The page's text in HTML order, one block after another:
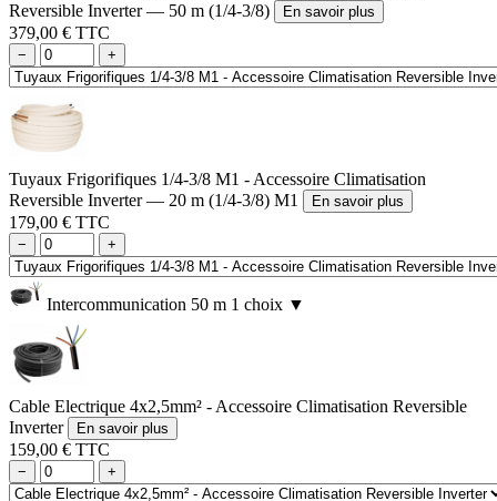
Reversible Inverter — 50 m (1/4-3/8)
En savoir plus
379,00 € TTC
− +
Tuyaux Frigorifiques 1/4-3/8 M1 - Accessoire Climatisation
Reversible Inverter — 20 m (1/4-3/8) M1
En savoir plus
179,00 € TTC
− +
Intercommunication 50 m 1 choix ▼
Cable Electrique 4x2,5mm² - Accessoire Climatisation Reversible
Inverter
En savoir plus
159,00 € TTC
− +